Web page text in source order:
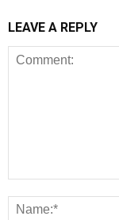
LEAVE A REPLY